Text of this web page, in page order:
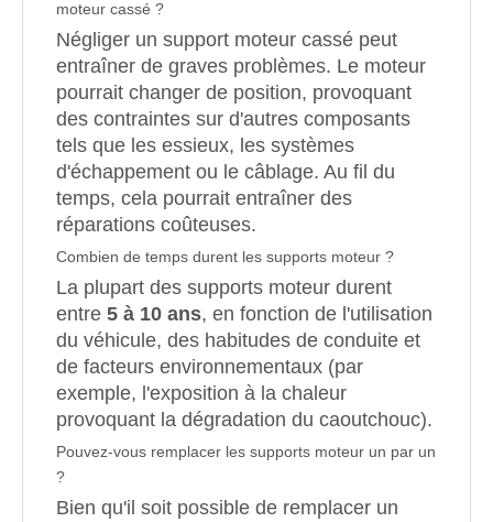
moteur cassé ?
Négliger un support moteur cassé peut
entraîner de graves problèmes. Le moteur
pourrait changer de position, provoquant
des contraintes sur d'autres composants
tels que les essieux, les systèmes
d'échappement ou le câblage. Au fil du
temps, cela pourrait entraîner des
réparations coûteuses.
Combien de temps durent les supports moteur ?
La plupart des supports moteur durent
entre 5 à 10 ans, en fonction de l'utilisation
du véhicule, des habitudes de conduite et
de facteurs environnementaux (par
exemple, l'exposition à la chaleur
provoquant la dégradation du caoutchouc).
Pouvez-vous remplacer les supports moteur un par un
?
Bien qu'il soit possible de remplacer un